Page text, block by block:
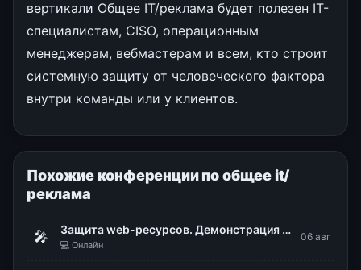
вертикали Общее IT/реклама будет полезен IT-
специалистам, CISO, операционным
менеджерам, вебмастерам и всем, кто строит
системную защиту от человеческого фактора
внутри команды или у клиентов.
Похожие конференции по общее it/
реклама
🎤 Защита web-ресурсов. Демонстрация WAF Dallas Lock
💻 Онлайн
06 авг